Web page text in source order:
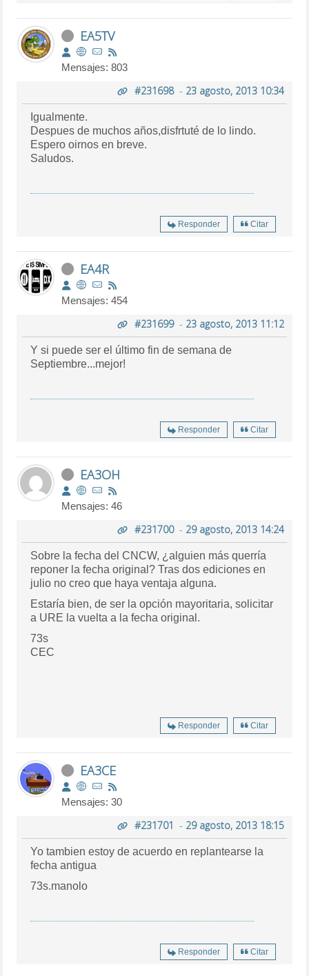
EA5TV
Mensajes: 803
#231698- 23 agosto, 2013 10:34
Igualmente.
Despues de muchos años,disfrtuté de lo lindo.
Espero oirnos en breve.
Saludos.
Responder Citar
EA4R
Mensajes: 454
#231699- 23 agosto, 2013 11:12
Y si puede ser el último fin de semana de
Septiembre...mejor!
Responder Citar
EA3OH
Mensajes: 46
#231700- 29 agosto, 2013 14:24
Sobre la fecha del CNCW, ¿alguien más querría
reponer la fecha original? Tras dos ediciones en
julio no creo que haya ventaja alguna.
Estaría bien, de ser la opción mayoritaria, solicitar
a URE la vuelta a la fecha original.
73s
CEC
Responder Citar
EA3CE
Mensajes: 30
#231701 - 29 agosto, 2013 18:15
Yo tambien estoy de acuerdo en replantearse la
fecha antigua
73s.manolo
Responder Citar